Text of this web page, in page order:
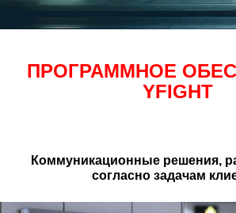
ПРОГРАММНОЕ
YFIGHT
Коммуникационные решения,
согласно задачам